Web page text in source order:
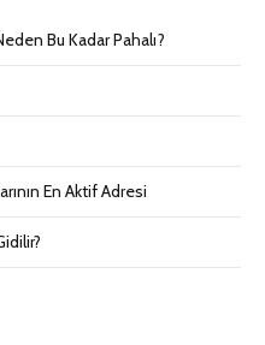
Bu Kadar Pahalı?
En Aktif Adresi